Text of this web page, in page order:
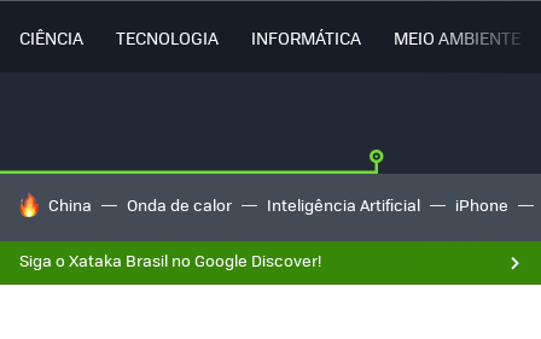
CIÊNCIA TECNOLOGIA INFORMÁTICA MEIO AMBIENTE
TENDÊNCIAS DO DIA
China Onda de calor Inteligência Artificial iPhone
Siga o Xataka Brasil no Google Discover!